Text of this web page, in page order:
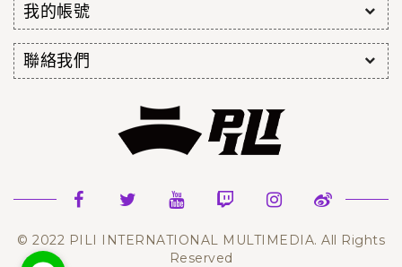
我的帳號
聯絡我們
© 2022 PILI INTERNATIONAL MULTIMEDIA. All Rights
Reserved